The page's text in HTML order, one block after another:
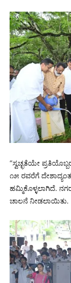
“ಸ್ವಚ್ಛತೆಯೇ
೧೫ ರವರೆಗೆ ದೇಶಾದ್ಯಂತ
ಹಮ್ಮಿಕೊಳ್ಳಲಾಗಿದೆ.
ಚಾಲನೆ ನೀಡಲಾಯಿತು.